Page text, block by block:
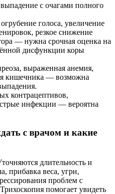
с очагами полного
голоса, увеличение
резкое снижение
— нужна срочная оценка на
дисфункции коры
выраженная анемия,
кишечника — возможна
контрацептивов,
инфекции — вероятна
с врачом и какие
длительность и
прибавка веса, угри,
проблем с
помогает увидеть